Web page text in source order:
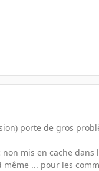
porte de gros
mis en cache dans
... pour les